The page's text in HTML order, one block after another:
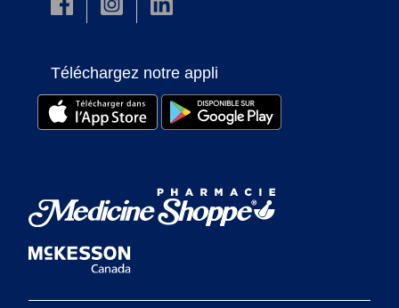
Téléchargez notre appli